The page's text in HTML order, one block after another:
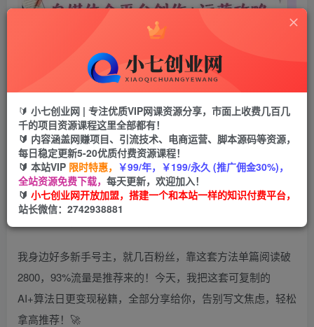
公众号0粉也能爆🔥AI+算法日更，小白轻松拿高推荐！
姐妹们，还在为公众号阅读量发愁吗？💔 别再说什么“公众
我身边好多新手号主，就几百粉丝，靠这套方法单篇阅读破
2800，93%流量是推荐来的！今天，我把这套可复制的
AI+算法日更变现秘籍，全部分享给你，告别写文焦虑，轻松
拿高推荐！🚀
🔰 小七创业网 | 专注优质VIP网课资源分享，市面上收费几百几
千的项目资源课程这里全部都有！
🔰 内容涵盖网赚项目、引流技术、电商运营、脚本源码等资源，
每日稳定更新5-20优质付费资源课程！
🔰 本站VIP 限时特惠， ￥99/年，￥199/永久 (推广佣金30%)，
全站资源免费下载， 每天更新，欢迎加入！
🔰 小七创业网开放加盟，搭建一个和本站一样的知识付费平台，
站长微信：2742938881